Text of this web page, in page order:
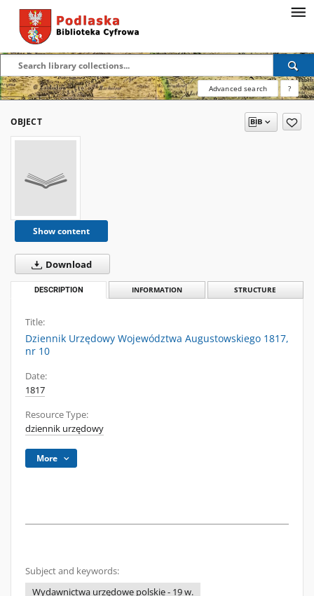
Advanced search ?
OBJECT
Show content
Download
DESCRIPTION INFORMATION STRUCTURE
Title:
Dziennik Urzędowy Województwa Augustowskiego 1817,
nr 10
Date:
1817
Resource Type:
dziennik urzędowy
More
Subject and keywords:
Wydawnictwa urzędowe polskie - 19 w.